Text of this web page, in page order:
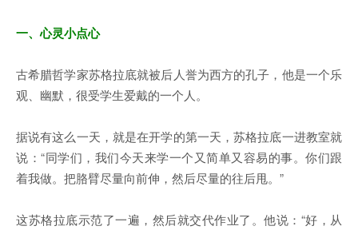
一、心灵小点心
古希腊哲学家苏格拉底就被后人誉为西方的孔子，他是一个乐
观、幽默，很受学生爱戴的一个人。
据说有这么一天，就是在开学的第一天，苏格拉底一进教室就
说：“同学们，我们今天来学一个又简单又容易的事。你们跟
着我做。把胳臂尽量向前伸，然后尽量的往后甩。”
这苏格拉底示范了一遍，然后就交代作业了。他说：“好，从